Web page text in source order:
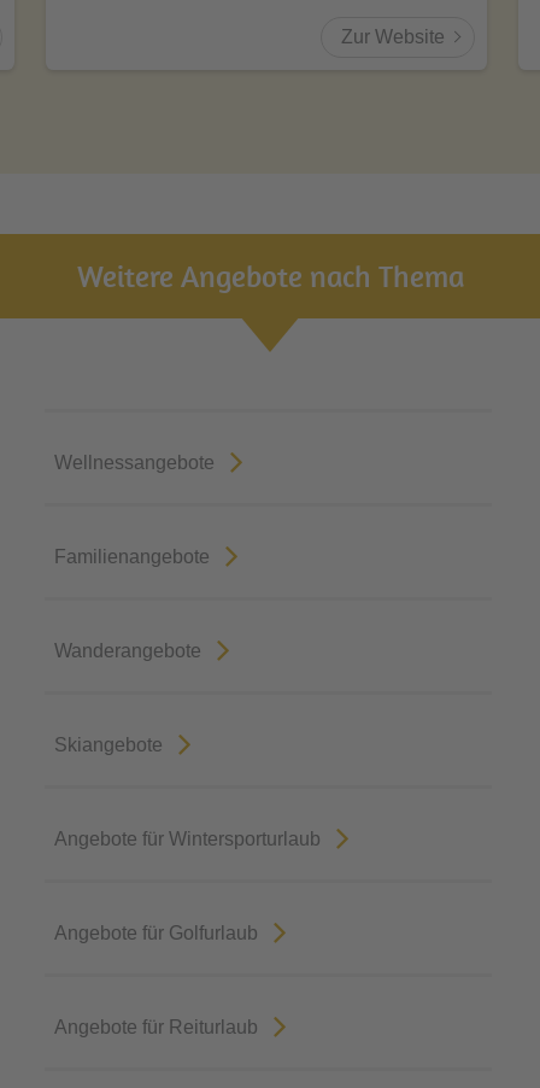
Zur Website
Weitere Angebote nach Thema
Wellnessangebote
Familienangebote
Wanderangebote
Skiangebote
Angebote für Wintersporturlaub
Angebote für Golfurlaub
Angebote für Reiturlaub